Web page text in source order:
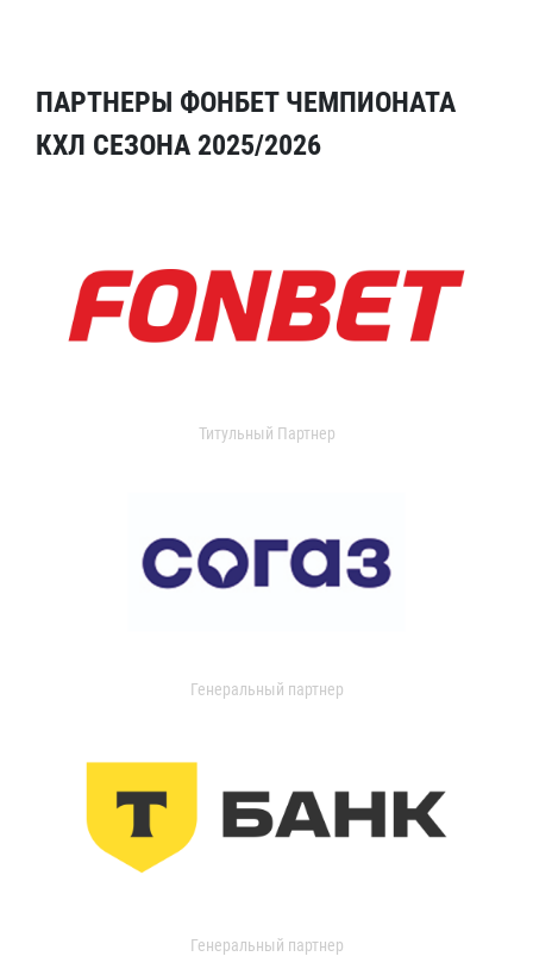
ПАРТНЕРЫ ФОНБЕТ ЧЕМПИОНАТА
КХЛ СЕЗОНА 2025/2026
Титульный Партнер
Генеральный партнер
Генеральный партнер